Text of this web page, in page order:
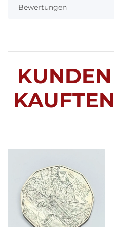
Bewertungen
KUNDEN
KAUFTEN